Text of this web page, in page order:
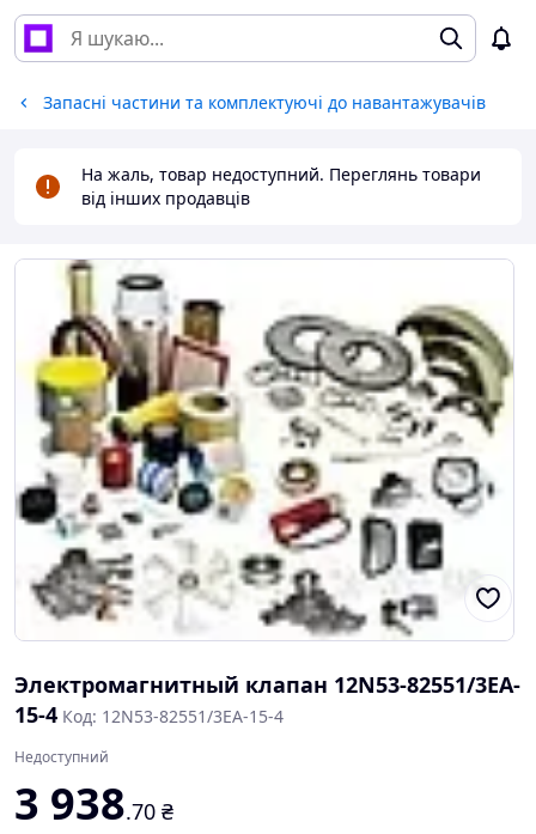
Запасні частини та комплектуючі до навантажувачів
На жаль, товар недоступний. Переглянь товари
від інших продавців
Электромагнитный клапан 12N53-82551/3EA-
15-4 Код: 12N53-82551/3EA-15-4
Недоступний
3 938.70 ₴